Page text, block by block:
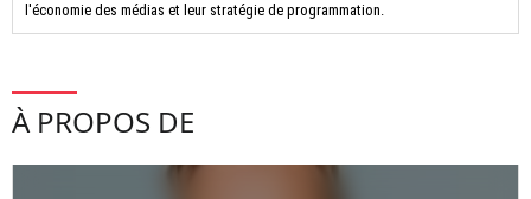
l'économie des médias et leur stratégie de programmation.
À PROPOS DE